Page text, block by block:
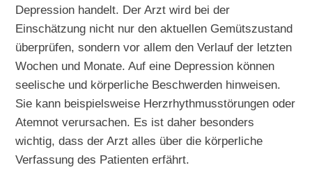
Depression handelt. Der Arzt wird bei der
Einschätzung nicht nur den aktuellen Gemütszustand
überprüfen, sondern vor allem den Verlauf der letzten
Wochen und Monate. Auf eine Depression können
seelische und körperliche Beschwerden hinweisen.
Sie kann beispielsweise Herzrhythmusstörungen oder
Atemnot verursachen. Es ist daher besonders
wichtig, dass der Arzt alles über die körperliche
Verfassung des Patienten erfährt.